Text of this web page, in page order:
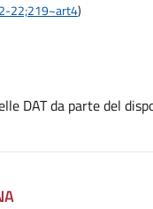
22;219~art4)
DAT da parte del